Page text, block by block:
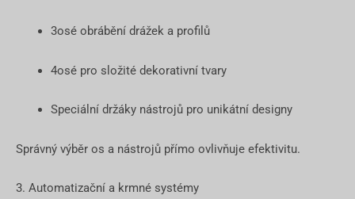
3osé obrábění drážek a profilů
4osé pro složité dekorativní tvary
Speciální držáky nástrojů pro unikátní designy
Správný výběr os a nástrojů přímo ovlivňuje efektivitu.
3. Automatizační a krmné systémy